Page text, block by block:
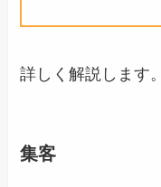
詳しく解説します。
集客